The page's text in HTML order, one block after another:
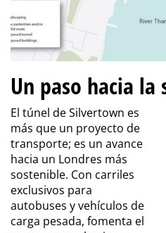
Un paso hacia
El túnel de Silvertown es
más que un proyecto de
transporte; es un avance
hacia un Londres más
sostenible. Con carriles
exclusivos para
autobuses y vehículos de
carga pesada, fomenta el